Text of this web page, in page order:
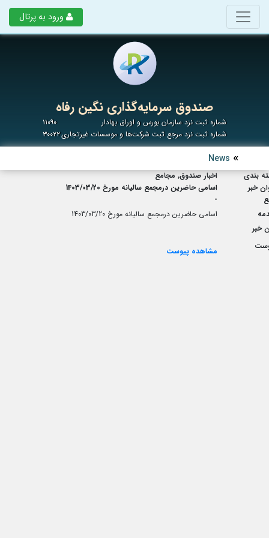
ورود به پرتال
صندوق سرمایه‌گذاری نگین رفاه
شماره ثبت نزد سازمان بورس و اوراق بهادار
۱۱۰۹۰
شماره ثبت نزد مرجع ثبت شرکت‌ها و موسسات غیرتجاری۳۰۰۲۲
News
بندی
اخبار صندوق, مجامع
خبر
اسامی حاضرین درمجمع سالیانه مورخ 1403/03/20
-
اسامی حاضرین درمجمع سالیانه مورخ 1403/03/20
خبر
مشاهده پیوست